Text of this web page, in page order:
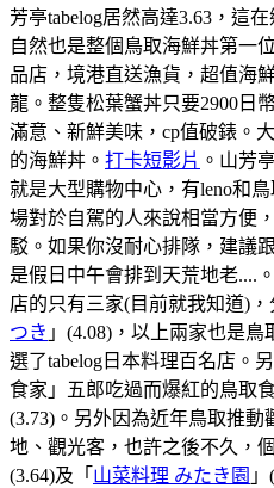
芳亭tabelog居然高達3.63，這
自然也是整個鳥取海鮮丼第一
品店，境港直送漁貨，超值海
龍。整隻松葉蟹丼只要2900日
滿意、新鮮美味，cp值破錶。
的海鮮丼。 打卡短影片 。山芳
就是大型購物中心，有leno和
場對於自駕的人來說相當方便
駁。如果你沒耐心排隊，建議
是假日中午會排到天荒地老....
店的只有三家(目前就我知道)
つき 」(4.08)，以上兩家也是
選了tabelog日本料理百名店。
食家」五郎吃過而爆紅的鳥取
(3.73)。另外因為近年鳥取推
地、觀光客，也許之後不久，
(3.64)及「 山菜料理 みたき園